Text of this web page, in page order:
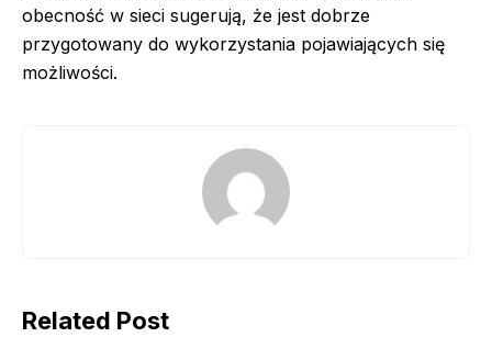
obecność w sieci sugerują, że jest dobrze
przygotowany do wykorzystania pojawiających się
możliwości.
Related Post